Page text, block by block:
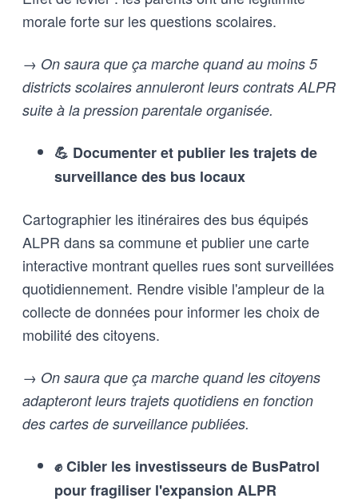
morale forte sur les questions scolaires.
→ On saura que ça marche quand au moins 5
districts scolaires annuleront leurs contrats ALPR
suite à la pression parentale organisée.
💪 Documenter et publier les trajets de
surveillance des bus locaux
Cartographier les itinéraires des bus équipés
ALPR dans sa commune et publier une carte
interactive montrant quelles rues sont surveillées
quotidiennement. Rendre visible l'ampleur de la
collecte de données pour informer les choix de
mobilité des citoyens.
→ On saura que ça marche quand les citoyens
adapteront leurs trajets quotidiens en fonction
des cartes de surveillance publiées.
✊ Cibler les investisseurs de BusPatrol
pour fragiliser l'expansion ALPR